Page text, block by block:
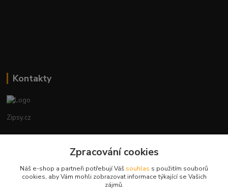
Kontakty
Zipsy.cz
+420774877333
obchod@zipsy.cz
Zpracování cookies
Náš e-shop a partneři potřebují Váš souhlas s použitím souborů
cookies, aby Vám mohli zobrazovat informace týkající se Vašich
zájmů.